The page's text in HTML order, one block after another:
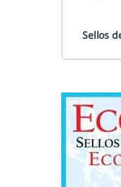
Sellos